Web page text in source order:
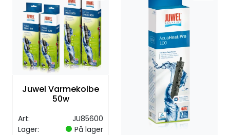
Juwel Varmekolbe
50w
Art:
JU85600
Lager:
På lager